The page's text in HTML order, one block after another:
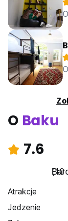
O Baku
7.6
(10
Atrakcje
Jedzenie